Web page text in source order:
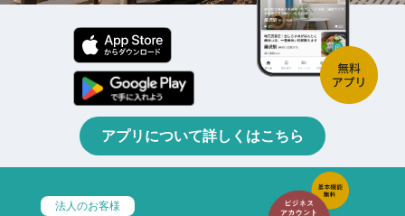
アプリについて詳しくはこちら
法人のお客様